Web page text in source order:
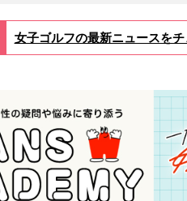
女子ゴルフの最新ニュースをチ